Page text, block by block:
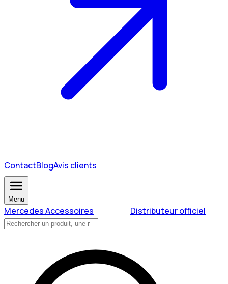
ContactBlogAvis clients
Menu
Mercedes Accessoires Distributeur officiel